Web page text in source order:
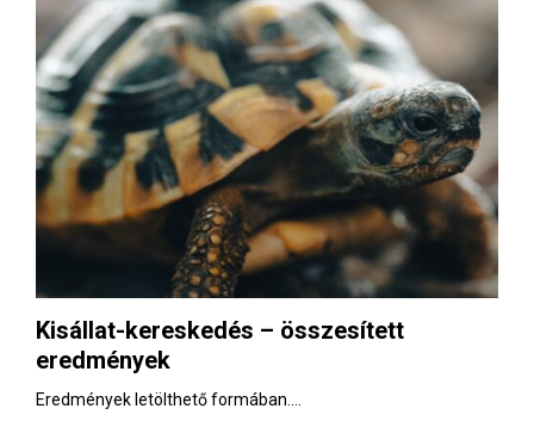
Kisállat-kereskedés – összesített
eredmények
Eredmények letölthető formában....